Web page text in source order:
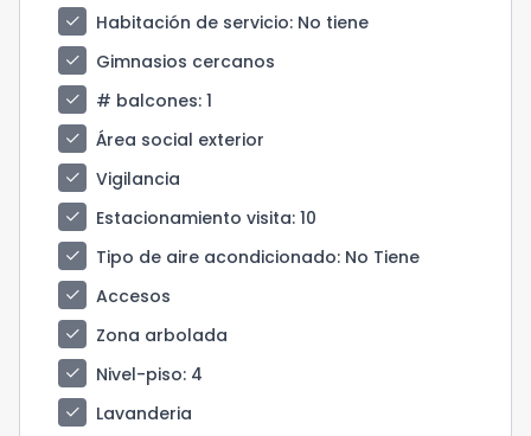
check
Habitación de servicio: No tiene
check
Gimnasios cercanos
check
# balcones: 1
check
Área social exterior
check
Vigilancia
check
Estacionamiento visita: 10
check
Tipo de aire acondicionado: No Tiene
check
Accesos
check
Zona arbolada
check
Nivel-piso: 4
check
Lavanderia